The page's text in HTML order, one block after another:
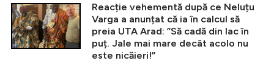
Reacție vehementă după ce Neluțu
Varga a anunțat că ia în calcul să
preia UTA Arad: ”Să cadă din lac în
puț. Jale mai mare decât acolo nu
este nicăieri!”